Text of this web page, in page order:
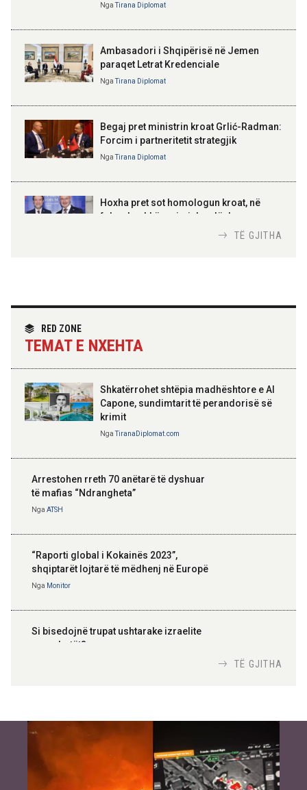
IGJEO: Sot e nesër, nivel rreziku i
lartë për zjarre në tetë qarqe
Kosovë!
100-vjetori i themelimit të
Urdhrit të Skënderbeut
NgaTirana Diplomat
Ambasadori i Shqipërisë në Jemen
paraqet Letrat Kredenciale
NgaTirana Diplomat
Begaj pret ministrin kroat Grlić-Radman:
Forcim i partneritetit strategjik
NgaTirana Diplomat
Hoxha pret sot homologun kroat, në
fokus bashkëpunimi dypalësh
partneritetit strategjik
TË GJITHA
RED ZONE
TEMAT E NXEHTA
Shkatërrohet shtëpia madhështore e Al
Capone, sundimtarit të perandorisë së
krimit
NgaTiranaDiplomat.com
Arrestohen rreth 70 anëtarë të dyshuar
të mafias “Ndrangheta”
Nga ATSH
“Raporti global i Kokainës 2023”,
shqiptarët lojtarë të mëdhenj në Europë
Nga Monitor
Si bisedojnë trupat ushtarake izraelite
me robotët?
inteligjente izraelite
TË GJITHA